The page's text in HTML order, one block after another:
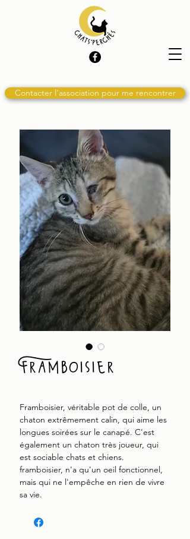
Contacter l'association pour me rencontrer
Framboisier
Framboisier, véritable pot de colle, un
chaton extrêmement calin, qui aime les
longues soirées sur le canapé. C'est
également un chaton très joueur, qui
est sociable chats et chiens.
framboisier, n'a qu'un oeil fonctionnel,
mais qui ne l'empêche en rien de vivre
sa vie.